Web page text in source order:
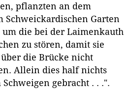
pflanzten an dem
Schweickardischen Garten
die bei der Laimenkauth
zu stören, damit sie
die Brücke nicht
Allein dies half nichts
gebracht . . .".